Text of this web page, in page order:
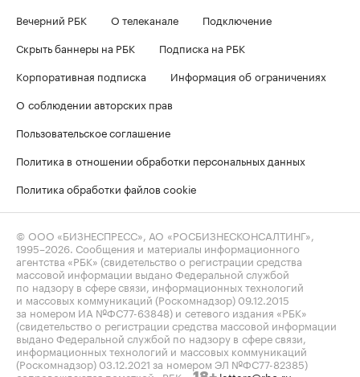
Вечерний РБК
О телеканале
Подключение
Скрыть баннеры на РБК
Подписка на РБК
Корпоративная подписка
Информация об ограничениях
О соблюдении авторских прав
Пользовательское соглашение
Политика в отношении обработки персональных данных
Политика обработки файлов cookie
© ООО «БИЗНЕСПРЕСС», АО «РОСБИЗНЕСКОНСАЛТИНГ»,
1995–2026 . Сообщения и материалы информационного
агентства «РБК» (свидетельство о регистрации средства
массовой информации выдано Федеральной службой
по надзору в сфере связи, информационных технологий
и массовых коммуникаций (Роскомнадзор) 09.12.2015
за номером ИА №ФС77-63848) и сетевого издания «РБК»
(свидетельство о регистрации средства массовой информации
выдано Федеральной службой по надзору в сфере связи,
информационных технологий и массовых коммуникаций
(Роскомнадзор) 03.12.2021 за номером ЭЛ №ФС77-82385)